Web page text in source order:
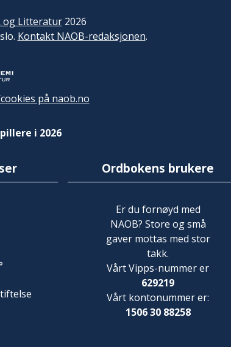
og Litteratur2026
Kontakt NAOB-redaksjonen.
på naob.no
i 2026
Ordbokens brukere
Er du fornøyd med
NAOB? Store og små
gaver mottas med stor
takk.
Vårt Vipps-nummer er
629219
Vårt kontonummer er:
1506 30 88258